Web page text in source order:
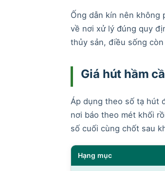
Ống dẫn kín nên không
về nơi xử lý đúng quy
thủy sản, điều sống
Giá hút hầm
Áp dụng theo số tạ hút
nơi báo theo mét khối
số cuối cùng chốt sau
Hạng mục